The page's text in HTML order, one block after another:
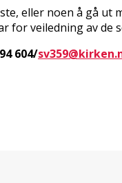
eller noen å gå
for veiledning av de
604/